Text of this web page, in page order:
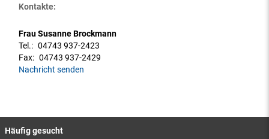
Kontakte:
Frau Susanne Brockmann
Tel.: 04743 937-2423
Fax: 04743 937-2429
Nachricht senden
Häufig gesucht